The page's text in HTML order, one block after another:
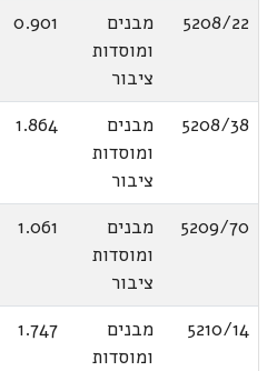
5208/22
מבנים
ומוסדות
ציבור
0.901
5208/38
מבנים
ומוסדות
ציבור
1.864
5209/70
מבנים
ומוסדות
ציבור
1.061
5210/14
מבנים
ומוסדות
1.747